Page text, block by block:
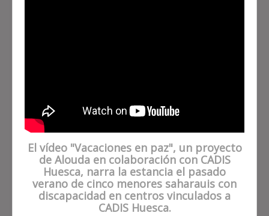
El vídeo "Vacaciones en paz", un proyecto
de Alouda en colaboración con CADIS
Huesca, narra la estancia el pasado
verano de cinco menores saharauis con
discapacidad en centros vinculados a
CADIS Huesca.